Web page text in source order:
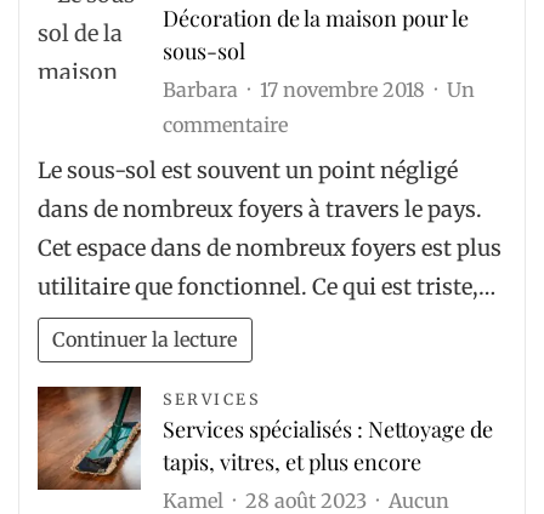
Décoration de la maison pour le
sous-sol
Barbara 17 novembre 2018
Un
commentairesur
Décoration
maison
pour
Le sous-sol est souvent un point négligé
dans de nombreux foyers à travers le pays.
Cet espace dans de nombreux foyers est plus
utilitaire que fonctionnel. Ce qui est triste,…
Continuer la lecture
SERVICES
Services spécialisés : Nettoyage de
tapis, vitres, et plus encore
Kamel 28 août 2023
Aucun